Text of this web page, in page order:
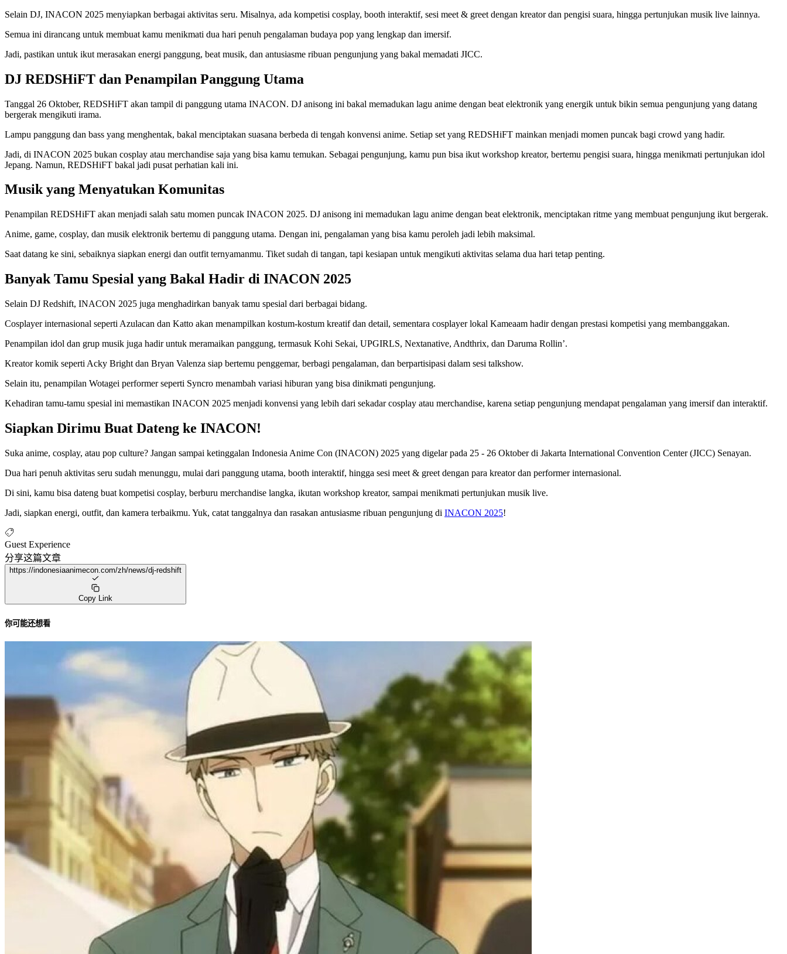
Selain DJ, INACON 2025 menyiapkan berbagai aktivitas seru. Misalnya, ada kompetisi cosplay, booth interaktif, sesi meet & greet dengan kreator dan pengisi suara, hingga pertunjukan musik live lainnya.
Semua ini dirancang untuk membuat kamu menikmati dua hari penuh pengalaman budaya pop yang lengkap dan imersif.
Jadi, pastikan untuk ikut merasakan energi panggung, beat musik, dan antusiasme ribuan pengunjung yang bakal memadati JICC.
DJ REDSHiFT dan Penampilan Panggung Utama
Tanggal 26 Oktober, REDSHiFT akan tampil di panggung utama INACON. DJ anisong ini bakal memadukan lagu anime dengan beat elektronik yang energik untuk bikin semua pengunjung yang datang
bergerak mengikuti irama.
Lampu panggung dan bass yang menghentak, bakal menciptakan suasana berbeda di tengah konvensi anime. Setiap set yang REDSHiFT mainkan menjadi momen puncak bagi crowd yang hadir.
Jadi, di INACON 2025 bukan cosplay atau merchandise saja yang bisa kamu temukan. Sebagai pengunjung, kamu pun bisa ikut workshop kreator, bertemu pengisi suara, hingga menikmati pertunjukan idol
Jepang. Namun, REDSHiFT bakal jadi pusat perhatian kali ini.
Musik yang Menyatukan Komunitas
Penampilan REDSHiFT akan menjadi salah satu momen puncak INACON 2025. DJ anisong ini memadukan lagu anime dengan beat elektronik, menciptakan ritme yang membuat pengunjung ikut bergerak.
Anime, game, cosplay, dan musik elektronik bertemu di panggung utama. Dengan ini, pengalaman yang bisa kamu peroleh jadi lebih maksimal.
Saat datang ke sini, sebaiknya siapkan energi dan outfit ternyamanmu. Tiket sudah di tangan, tapi kesiapan untuk mengikuti aktivitas selama dua hari tetap penting.
Banyak Tamu Spesial yang Bakal Hadir di INACON 2025
Selain DJ Redshift, INACON 2025 juga menghadirkan banyak tamu spesial dari berbagai bidang.
Cosplayer internasional seperti Azulacan dan Katto akan menampilkan kostum-kostum kreatif dan detail, sementara cosplayer lokal Kameaam hadir dengan prestasi kompetisi yang membanggakan.
Penampilan idol dan grup musik juga hadir untuk meramaikan panggung, termasuk Kohi Sekai, UPGIRLS, Nextanative, Andthrix, dan Daruma Rollin’.
Kreator komik seperti Acky Bright dan Bryan Valenza siap bertemu penggemar, berbagi pengalaman, dan berpartisipasi dalam sesi talkshow.
Selain itu, penampilan Wotagei performer seperti Syncro menambah variasi hiburan yang bisa dinikmati pengunjung.
Kehadiran tamu-tamu spesial ini memastikan INACON 2025 menjadi konvensi yang lebih dari sekadar cosplay atau merchandise, karena setiap pengunjung mendapat pengalaman yang imersif dan interaktif.
Siapkan Dirimu Buat Dateng ke INACON!
Suka anime, cosplay, atau pop culture? Jangan sampai ketinggalan Indonesia Anime Con (INACON) 2025 yang digelar pada 25 - 26 Oktober di Jakarta International Convention Center (JICC) Senayan.
Dua hari penuh aktivitas seru sudah menunggu, mulai dari panggung utama, booth interaktif, hingga sesi meet & greet dengan para kreator dan performer internasional.
Di sini, kamu bisa dateng buat kompetisi cosplay, berburu merchandise langka, ikutan workshop kreator, sampai menikmati pertunjukan musik live.
Jadi, siapkan energi, outfit, dan kamera terbaikmu. Yuk, catat tanggalnya dan rasakan antusiasme ribuan pengunjung di INACON 2025!
Guest Experience
分享这篇文章
https://indonesiaanimecon.com/zh/news/dj-redshift
Copy Link
你可能还想看